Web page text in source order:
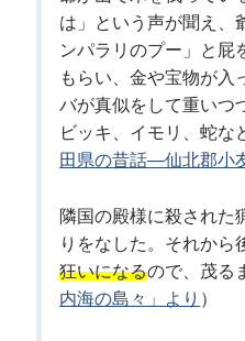
は」という声が聞え、
ンパラリのプー」と屁
もらい、金や宝物が入
バが真似をして重いつ
ビッキ、イモリ、蛇な
田県の昔話―仙北郡小
隣国の殿様に殺された
りをなした。それから
狂いになるので、茂る
内海の島々」より ）